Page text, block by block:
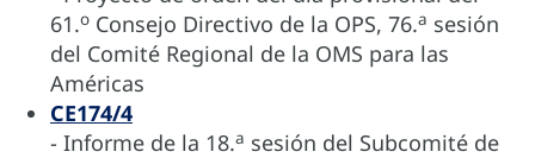
61.o Consejo Directivo de la OPS, 76.a sesión
del Comité Regional de la OMS para las
Américas
CE174/4
- Informe de la 18.a sesión del Subcomité de